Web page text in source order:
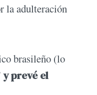
la adulteración
brasileño (lo
y prevé el